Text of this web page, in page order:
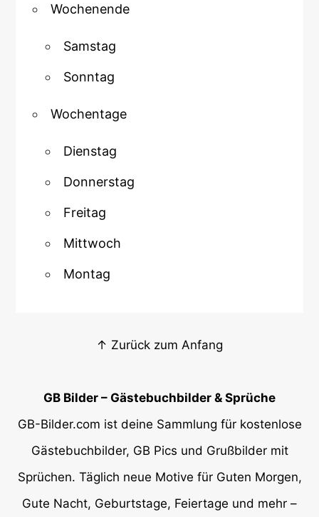
Wochenende
Samstag
Sonntag
Wochentage
Dienstag
Donnerstag
Freitag
Mittwoch
Montag
↑ Zurück zum Anfang
GB Bilder – Gästebuchbilder & Sprüche
GB-Bilder.com ist deine Sammlung für kostenlose
Gästebuchbilder, GB Pics und Grußbilder mit
Sprüchen. Täglich neue Motive für Guten Morgen,
Gute Nacht, Geburtstage, Feiertage und mehr –